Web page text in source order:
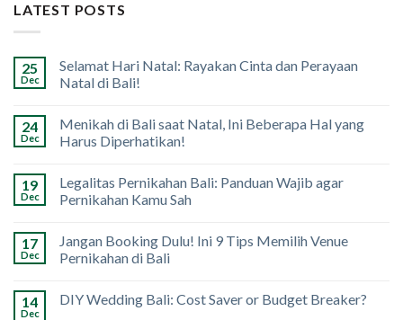
LATEST POSTS
25
Dec
Selamat Hari Natal: Rayakan Cinta dan Perayaan
Natal di Bali!
24
Dec
Menikah di Bali saat Natal, Ini Beberapa Hal yang
Harus Diperhatikan!
19
Dec
Legalitas Pernikahan Bali: Panduan Wajib agar
Pernikahan Kamu Sah
17
Dec
Jangan Booking Dulu! Ini 9 Tips Memilih Venue
Pernikahan di Bali
14
Dec
DIY Wedding Bali: Cost Saver or Budget Breaker?